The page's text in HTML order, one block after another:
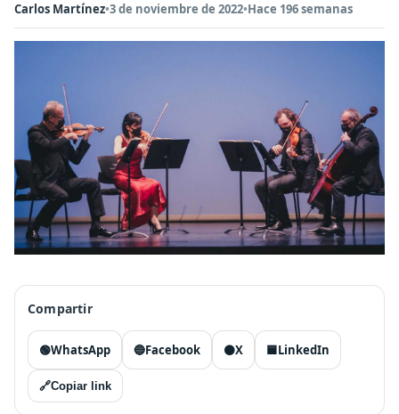
Carlos Martínez•3 de noviembre de 2022•Hace 196 semanas
Compartir
🟢WhatsApp 🔵Facebook ⚫X 🟦LinkedIn
🔗Copiar link